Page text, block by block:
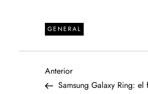
GENERAL
N
Entrada
anterior
Anterior
Samsung Galaxy Ring: